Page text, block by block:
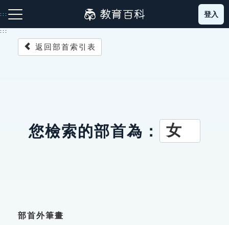
到
主
:::
成語故事
登入
:::
返回部首索引表
您檢索的部首為： 女
部首外筆畫